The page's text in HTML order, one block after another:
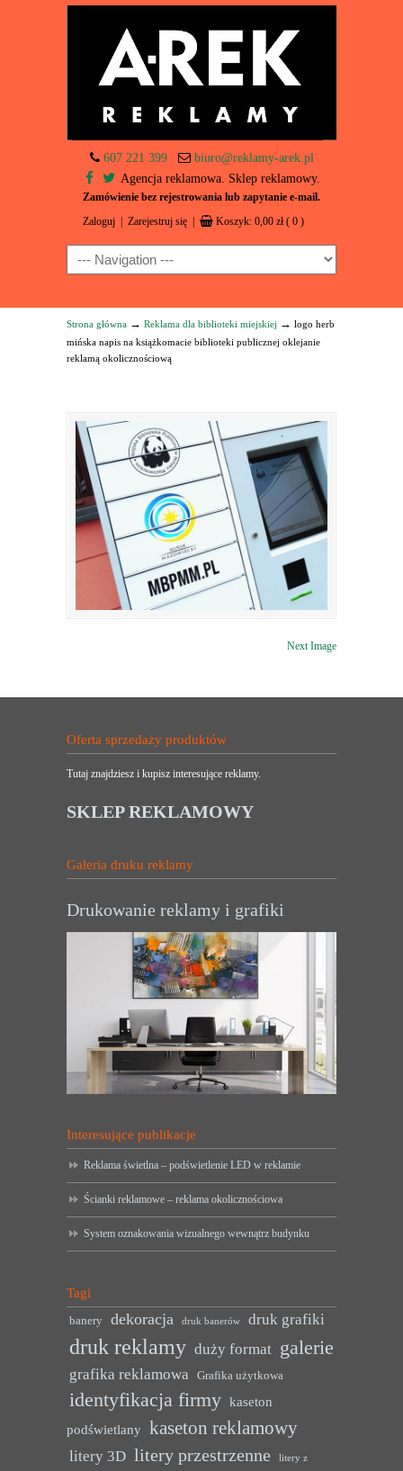
607 221 399
biuro@reklamy-arek.pl
Agencja reklamowa. Sklep reklamowy.
Zamówienie bez rejestrowania lub zapytanie e-mail.
Zaloguj Zarejestruj się Koszyk: 0,00 zł ( 0 )
Navigation
Strona główna → Reklama dla biblioteki miejskiej → logo herb
mińska napis na książkomacie biblioteki publicznej oklejanie
reklamą okolicznościową
Next Image
Oferta sprzedaży produktów
Tutaj znajdziesz i kupisz interesujące reklamy.
SKLEP REKLAMOWY
Galeria druku reklamy
Drukowanie reklamy i grafiki
Interesujące publikacje
Reklama świetlna – podświetlenie LED w reklamie
Ścianki reklamowe – reklama okolicznościowa
System oznakowania wizualnego wewnątrz budynku
Tagi
banery dekoracja druk banerów druk grafiki
druk reklamy duży format galerie
grafika reklamowa Grafika użytkowa
identyfikacja firmy kaseton
podświetlany kaseton reklamowy
litery 3D litery przestrzenne litery z